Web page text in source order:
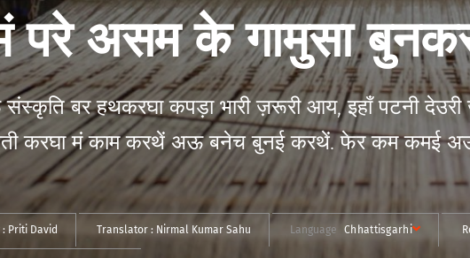
परे असम के गामुसा
संस्कृति बर हथकरघा कपड़ा भारी ज़रूरी आय, इहाँ पटनी
करघा मं काम करथें अऊ बनेच बुनई करथें. फेर कम कमई
: Priti David Translator : Nirmal Kumar Sahu Language Chhattisgarhi